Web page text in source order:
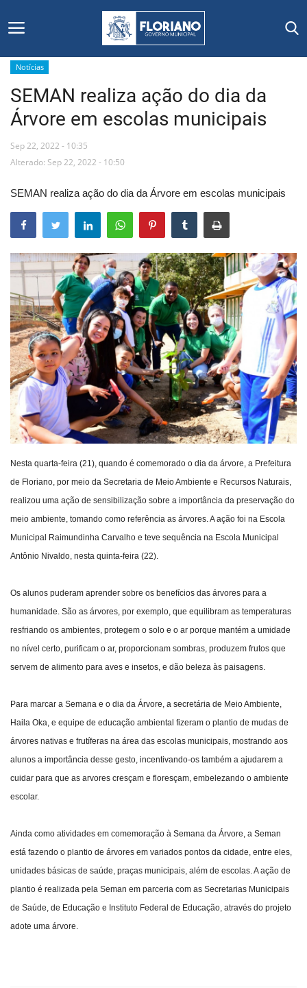
Início
Editais
Floriano
Secretarias e Órgãos
Mural de Licitações
Notícias
Vídeos
Webmail
Contato
Notícias
SEMAN realiza ação do dia da
Árvore em escolas municipais
Sep 22, 2022 - 10:35
Alterado: Sep 22, 2022 - 10:50
SEMAN realiza ação do dia da Árvore em escolas municipais
Nesta quarta-feira (21), quando é comemorado o dia da árvore, a Prefeitura
de Floriano, por meio da Secretaria de Meio Ambiente e Recursos Naturais,
realizou uma ação de sensibilização sobre a importância da preservação do
meio ambiente, tomando como referência as árvores. A ação foi na Escola
Municipal Raimundinha Carvalho e teve sequência na Escola Municipal
Antônio Nivaldo, nesta quinta-feira (22).
Os alunos puderam aprender sobre os benefícios das árvores para a
humanidade. São as árvores, por exemplo, que equilibram as temperaturas
resfriando os ambientes, protegem o solo e o ar porque mantém a umidade
no nível certo, purificam o ar, proporcionam sombras, produzem frutos que
servem de alimento para aves e insetos, e dão beleza às paisagens.
Para marcar a Semana e o dia da Árvore, a secretária de Meio Ambiente,
Haila Oka, e equipe de educação ambiental fizeram o plantio de mudas de
árvores nativas e frutíferas na área das escolas municipais, mostrando aos
alunos a importância desse gesto, incentivando-os também a ajudarem a
cuidar para que as arvores cresçam e floresçam, embelezando o ambiente
escolar.
Ainda como atividades em comemoração à Semana da Árvore, a Seman
está fazendo o plantio de árvores em variados pontos da cidade, entre eles,
unidades básicas de saúde, praças municipais, além de escolas. A ação de
plantio é realizada pela Seman em parceria com as Secretarias Municipais
de Saúde, de Educação e Instituto Federal de Educação, através do projeto
adote uma árvore.